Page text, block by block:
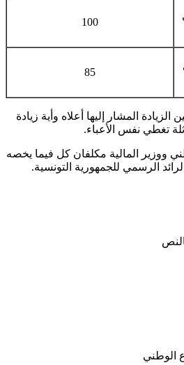
100
85
الزيادة المشار إليها أعلاه وأية زيادة
تغطي نفس الأعباء.
ووزير المالية مكلفان كل فيما يخصه
الرسمي للجمهورية التونسية.
الوطني